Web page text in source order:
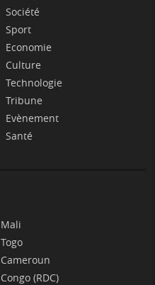
Société
Sport
Economie
Culture
Technologie
Tribune
Evènement
Santé
Mali
Togo
Cameroun
Congo (RDC)